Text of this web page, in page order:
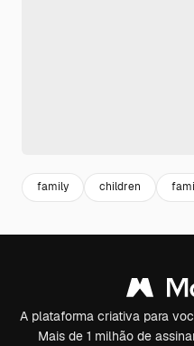
family children
A plataforma criativa para
Mais de 1 milhão de